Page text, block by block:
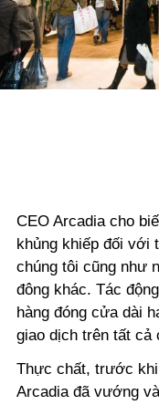
CEO Arcadia cho
khủng khiếp đối với
chúng tôi cũng như
đông khác. Tác
hàng đóng cửa dài
giao dịch trên tất cả
Thực chất, trước
Arcadia đã vướng